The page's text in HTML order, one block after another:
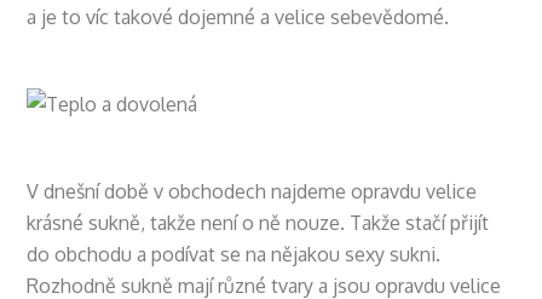
a je to víc takové dojemné a velice sebevědomé.
V dnešní době v obchodech najdeme opravdu velice
krásné sukně, takže není o ně nouze. Takže stačí přijít
do obchodu a podívat se na nějakou sexy sukni.
Rozhodně sukně mají různé tvary a jsou opravdu velice